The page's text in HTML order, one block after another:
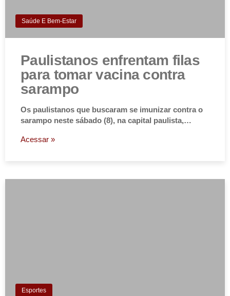
Saúde E Bem-Estar
Paulistanos enfrentam filas
para tomar vacina contra
sarampo
Os paulistanos que buscaram se imunizar contra o
sarampo neste sábado (8), na capital paulista,…
Acessar »
Esportes